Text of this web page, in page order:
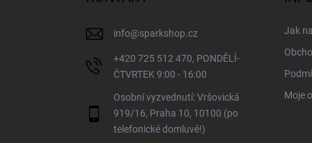
info@sparkshop.cz
+420 725 512 470, PONDĚLÍ-
ČTVRTEK 9:00 - 16:00
Osobní vyzvednutí: Vršovická
919/16, Praha 10, 10100 (po
telefonické domluvě!)
Jak
Moje